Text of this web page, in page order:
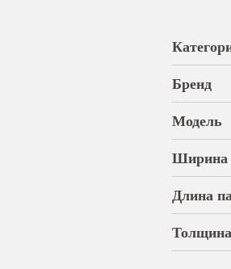
Бренд
Модель
Ширина
Длина
Толщина